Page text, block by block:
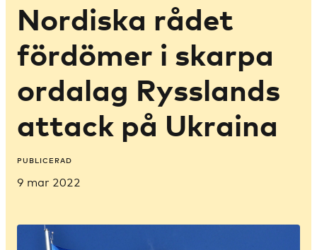
Nordiska rådet
fördömer i skarpa
ordalag Rysslands
attack på Ukraina
PUBLICERAD
9 mar 2022